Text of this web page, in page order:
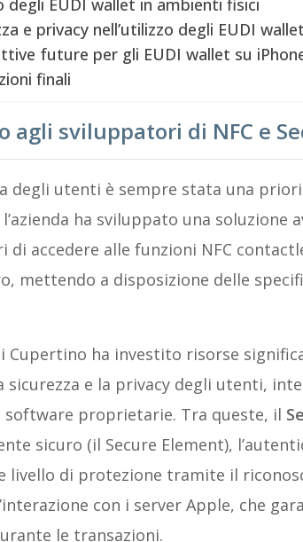
degli EUDI wallet in ambienti fisici
e privacy nell’utilizzo degli EUDI wallet
future per gli EUDI wallet su
finali
agli sviluppatori di NFC e
degli utenti è sempre stata una
ha sviluppato una soluzione
di accedere alle funzioni NFC
mettendo a disposizione delle
Cupertino ha investito risorse
sicurezza e la privacy degli utenti,
software proprietarie. Tra queste, il
sicuro (il Secure Element),
livello di protezione tramite il
con i server Apple, che
le transazioni.